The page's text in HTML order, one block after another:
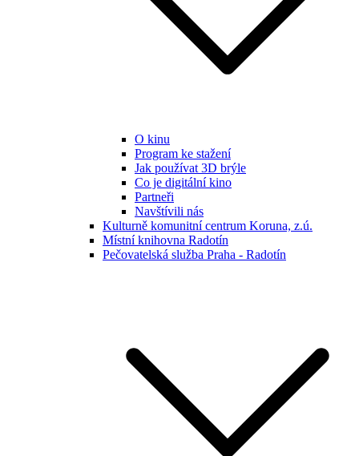
O kinu
Program ke stažení
Jak používat 3D brýle
Co je digitální kino
Partneři
Navštívili nás
Kulturně komunitní centrum Koruna, z.ú.
Místní knihovna Radotín
Pečovatelská služba Praha - Radotín